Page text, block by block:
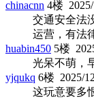
chinacnn 4楼
交通安全法
运营，有法
huabin450 5楼
光呆不萌，
yjqukq 6楼 2025/
这玩意要多